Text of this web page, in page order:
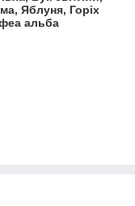
Яблуня, Горіх
альба